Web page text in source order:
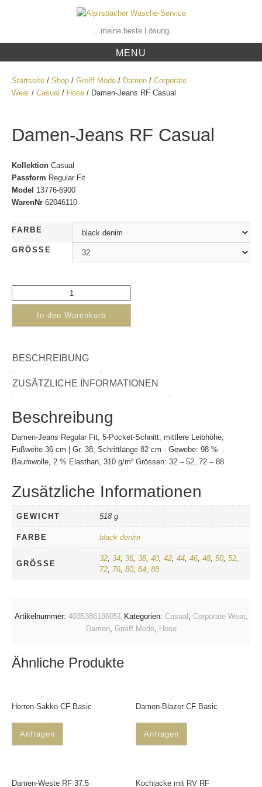
…meine beste Lösung
MENU
Startseite/ Shop/ Greiff Mode/ Damen/ Corporate
Wear/ Casual / Hose/ Damen-Jeans RF Casual
Damen-Jeans RF Casual
Kollektion Casual
Passform Regular Fit
Model 13776-6900
WarenNr 62046110
FARBE
GRÖSSE
In den Warenkorb
BESCHREIBUNG
ZUSÄTZLICHE INFORMATIONEN
Beschreibung
Damen-Jeans Regular Fit, 5-Pocket-Schnitt, mittlere Leibhöhe,
Fußweite 36 cm | Gr. 38, Schrittlänge 82 cm · Gewebe: 98 %
Baumwolle, 2 % Elasthan, 310 g/m² Grössen: 32 – 52, 72 – 88
Zusätzliche Informationen
GEWICHT 518 g
FARBE black denim
GRÖSSE
32, 34, 36, 38, 40, 42, 44, 46, 48, 50, 52,
72, 76, 80, 84, 88
Artikelnummer: 4035386186051 Kategorien: Casual , Corporate Wear,
Damen, Greiff Mode, Hose
Ähnliche Produkte
Herren-Sakko CF Basic
Anfragen
Damen-Blazer CF Basic
Anfragen
Damen-Weste RF 37.5 Kochjacke mit RV RF